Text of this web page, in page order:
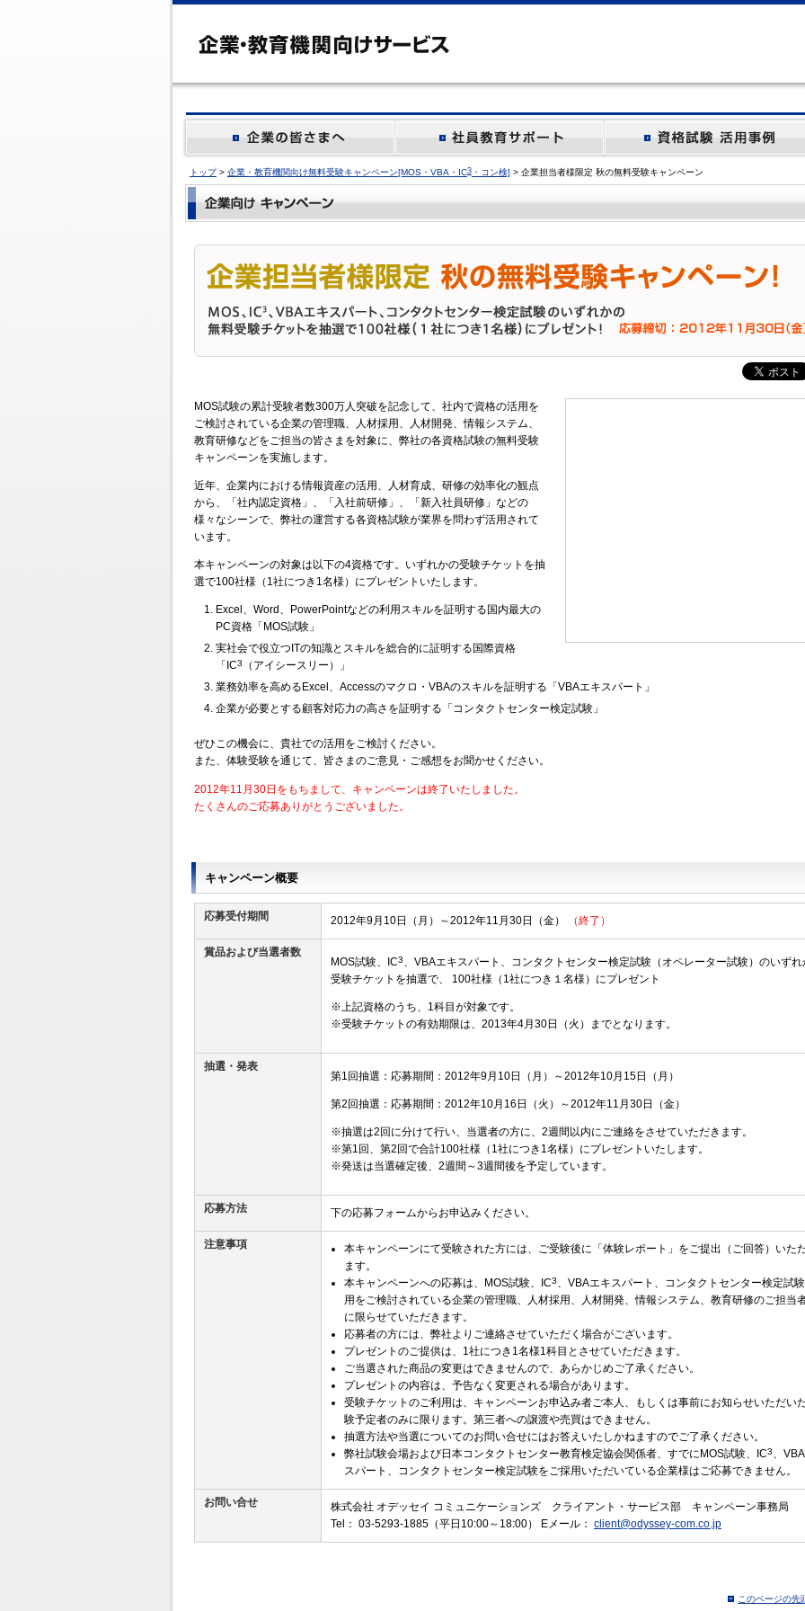
トップ> 企業・教育機関向け無料受験キャンペーン[MOS・VBA・IC3 ・コン検] > 企業担当者様限定 秋の無料受験キャンペーン
MOS試験の累計受験者数300万人突破を記念して、社内で資格の活用を
ご検討されている企業の管理職、人材採用、人材開発、情報システム、
教育研修などをご担当の皆さまを対象に、弊社の各資格試験の無料受験
キャンペーンを実施します。
近年、企業内における情報資産の活用、人材育成、研修の効率化の観点
から、「社内認定資格」、「入社前研修」、「新入社員研修」などの
様々なシーンで、弊社の運営する各資格試験が業界を問わず活用されて
います。
本キャンペーンの対象は以下の4資格です。いずれかの受験チケットを抽
選で100社様（1社につき1名様）にプレゼントいたします。
Excel、Word、PowerPointなどの利用スキルを証明する国内最大の
PC資格「MOS試験」
実社会で役立つITの知識とスキルを総合的に証明する国際資格
「IC3
（アイシースリー）」
業務効率を高めるExcel、Accessのマクロ・VBAのスキルを証明する「VBAエキスパート」
企業が必要とする顧客対応力の高さを証明する「コンタクトセンター検定試験」
ぜひこの機会に、貴社での活用をご検討ください。
また、体験受験を通じて、皆さまのご意見・ご感想をお聞かせください。
2012年11月30日をもちまして、キャンペーンは終了いたしました。
たくさんのご応募ありがとうございました。
キャンペーン概要
応募受付期間 2012年9月10日（月）～2012年11月30日（金） （終了）
賞品および当選者数
MOS試験、IC3、VBAエキスパート、コンタクトセンター検定試験（オペレーター試験）のいずれ
受験チケットを抽選で、 100社様（1社につき１名様）にプレゼント
※上記資格のうち、1科目が対象です。
※受験チケットの有効期限は、2013年4月30日（火）までとなります。
抽選・発表
第1回抽選：応募期間：2012年9月10日（月）～2012年10月15日（月）
第2回抽選：応募期間：2012年10月16日（火）～2012年11月30日（金）
※抽選は2回に分けて行い、当選者の方に、2週間以内にご連絡をさせていただきます。
※第1回、第2回で合計100社様（1社につき1名様）にプレゼントいたします。
※発送は当選確定後、2週間～3週間後を予定しています。
応募方法 下の応募フォームからお申込みください。
注意事項
本キャンペーンにて受験された方には、ご受験後に「体験レポート」をご提出（ご回答）いた
ます。
本キャンペーンへの応募は、MOS試験、IC3
、VBAエキスパート、コンタクトセンター検定試
用をご検討されている企業の管理職、人材採用、人材開発、情報システム、教育研修のご担当
に限らせていただきます。
応募者の方には、弊社よりご連絡させていただく場合がございます。
プレゼントのご提供は、1社につき1名様1科目とさせていただきます。
ご当選された商品の変更はできませんので、あらかじめご了承ください。
プレゼントの内容は、予告なく変更される場合があります。
受験チケットのご利用は、キャンペーンお申込み者ご本人、もしくは事前にお知らせいただい
験予定者のみに限ります。第三者への譲渡や売買はできません。
抽選方法や当選についてのお問い合せにはお答えいたしかねますのでご了承ください。
弊社試験会場および日本コンタクトセンター教育検定協会関係者、すでにMOS試験、IC3
、
スパート、コンタクトセンター検定試験をご採用いただいている企業様はご応募できません。
お問い合せ
株式会社 オデッセイ コミュニケーションズ クライアント・サービス部 キャンペーン事務局
Tel： 03-5293-1885（平日10:00～18:00） Eメール： client@odyssey-com.co.jp
このページの先